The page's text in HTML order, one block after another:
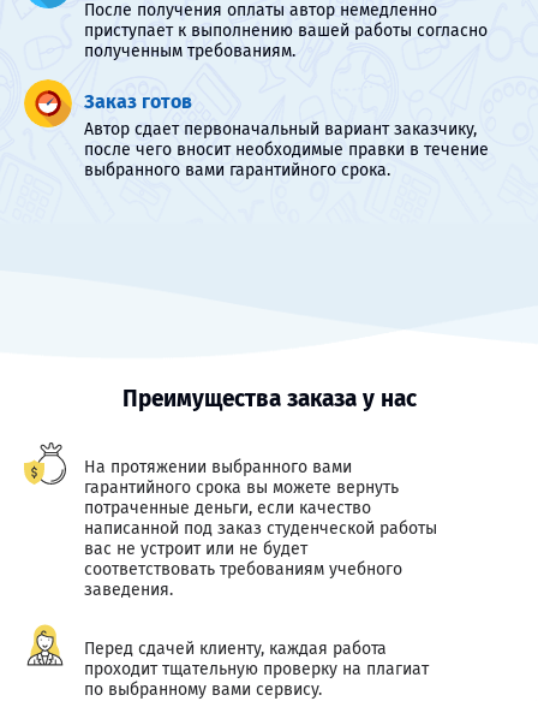
После получения оплаты автор немедленно
приступает к выполнению вашей работы согласно
полученным требованиям.
Заказ готов
Автор сдает первоначальный вариант заказчику,
после чего вносит необходимые правки в течение
выбранного вами гарантийного срока.
Преимущества заказа у нас
На протяжении выбранного вами
гарантийного срока вы можете вернуть
потраченные деньги, если качество
написанной под заказ студенческой работы
вас не устроит или не будет
соответствовать требованиям учебного
заведения.
Перед сдачей клиенту, каждая работа
проходит тщательную проверку на плагиат
по выбранному вами сервису.